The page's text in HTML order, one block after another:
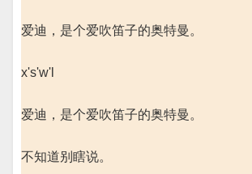
爱迪，是个爱吹笛子的奥特曼。
x's'w'l
爱迪，是个爱吹笛子的奥特曼。
不知道别瞎说。